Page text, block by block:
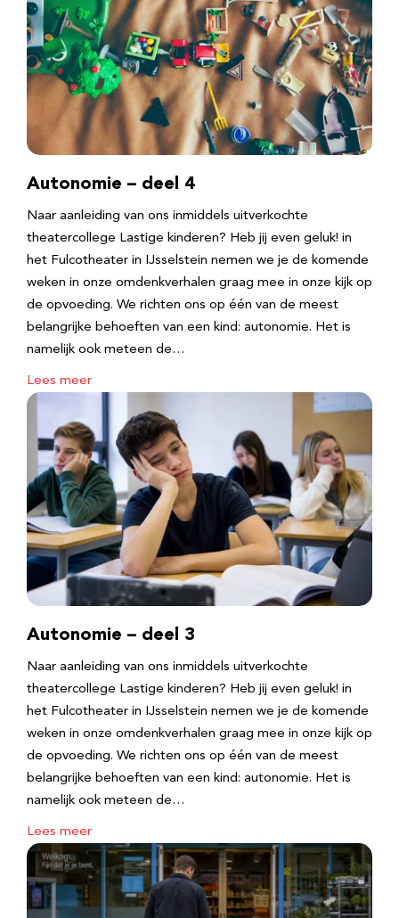
Autonomie – deel 4
Naar aanleiding van ons inmiddels uitverkochte
theatercollege Lastige kinderen? Heb jij even geluk! in
het Fulcotheater in IJsselstein nemen we je de komende
weken in onze omdenkverhalen graag mee in onze kijk op
de opvoeding. We richten ons op één van de meest
belangrijke behoeften van een kind: autonomie. Het is
namelijk ook meteen de…
Lees meer
Autonomie – deel 3
Naar aanleiding van ons inmiddels uitverkochte
theatercollege Lastige kinderen? Heb jij even geluk! in
het Fulcotheater in IJsselstein nemen we je de komende
weken in onze omdenkverhalen graag mee in onze kijk op
de opvoeding. We richten ons op één van de meest
belangrijke behoeften van een kind: autonomie. Het is
namelijk ook meteen de…
Lees meer